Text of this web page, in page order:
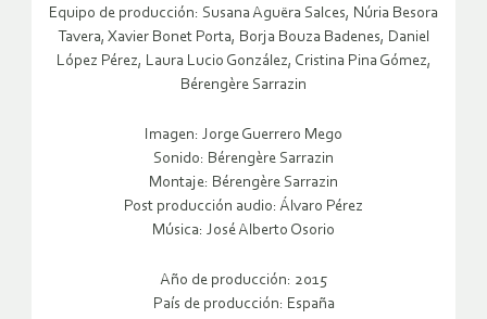
Equipo de producción: Susana Aguëra Salces, Núria Besora
Tavera, Xavier Bonet Porta, Borja Bouza Badenes, Daniel
López Pérez, Laura Lucio González, Cristina Pina Gómez,
Bérengère Sarrazin
Imagen: Jorge Guerrero Mego
Sonido: Bérengère Sarrazin
Montaje: Bérengère Sarrazin
Post producción audio: Álvaro Pérez
Música: José Alberto Osorio
Año de producción: 2015
País de producción: España